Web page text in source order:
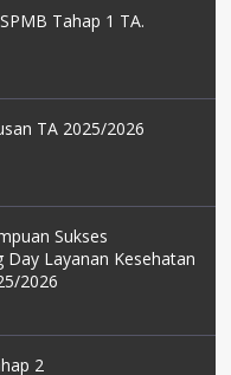
Tahap 1 TA.
TA 2025/2026
Sukses
Day Layanan Kesehatan
2026
2